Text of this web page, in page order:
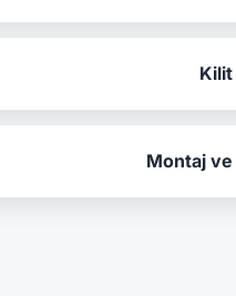
Kilit
Montaj